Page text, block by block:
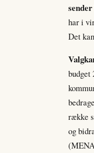
har i
Det
budget
række
og